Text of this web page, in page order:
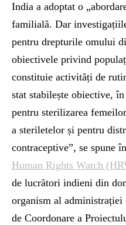
India a adoptat o
familială. Dar
pentru drepturile omului
obiectivele privind
constituie activități de
stat stabilește obiective,
pentru sterilizarea
a steriletelor și pentru
contraceptive”, se spune
Human Rights Watch
de lucrători indieni din
organism al
de Coordonare a